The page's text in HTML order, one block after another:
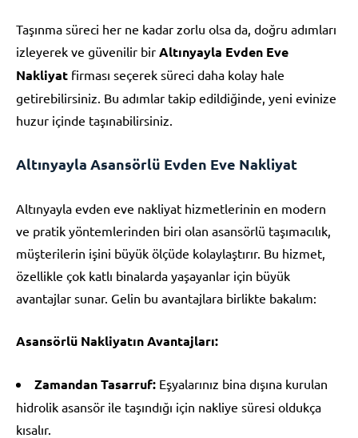
Taşınma süreci her ne kadar zorlu olsa da, doğru adımları
izleyerek ve güvenilir bir Altınyayla Evden Eve
Nakliyat firması seçerek süreci daha kolay hale
getirebilirsiniz. Bu adımlar takip edildiğinde, yeni evinize
huzur içinde taşınabilirsiniz.
Altınyayla Asansörlü Evden Eve Nakliyat
Altınyayla evden eve nakliyat hizmetlerinin en modern
ve pratik yöntemlerinden biri olan asansörlü taşımacılık,
müşterilerin işini büyük ölçüde kolaylaştırır. Bu hizmet,
özellikle çok katlı binalarda yaşayanlar için büyük
avantajlar sunar. Gelin bu avantajlara birlikte bakalım:
Asansörlü Nakliyatın Avantajları:
Zamandan Tasarruf: Eşyalarınız bina dışına kurulan
hidrolik asansör ile taşındığı için nakliye süresi oldukça
kısalır.